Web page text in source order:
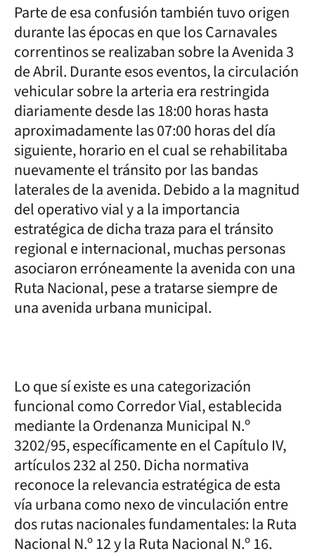
Parte de esa confusión también tuvo origen
durante las épocas en que los Carnavales
correntinos se realizaban sobre la Avenida 3
de Abril. Durante esos eventos, la circulación
vehicular sobre la arteria era restringida
diariamente desde las 18:00 horas hasta
aproximadamente las 07:00 horas del día
siguiente, horario en el cual se rehabilitaba
nuevamente el tránsito por las bandas
laterales de la avenida. Debido a la magnitud
del operativo vial y a la importancia
estratégica de dicha traza para el tránsito
regional e internacional, muchas personas
asociaron erróneamente la avenida con una
Ruta Nacional, pese a tratarse siempre de
una avenida urbana municipal.
Lo que sí existe es una categorización
funcional como Corredor Vial, establecida
mediante la Ordenanza Municipal N.º
3202/95, específicamente en el Capítulo IV,
artículos 232 al 250. Dicha normativa
reconoce la relevancia estratégica de esta
vía urbana como nexo de vinculación entre
dos rutas nacionales fundamentales: la Ruta
Nacional N.º 12 y la Ruta Nacional N.º 16.